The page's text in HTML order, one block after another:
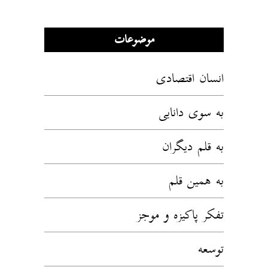
موضوعات
انسان اقتصادی
به سوی دانایی
به قلم دیگران
به همین قلم
تفکر پاکیزه و موجز
توسعه